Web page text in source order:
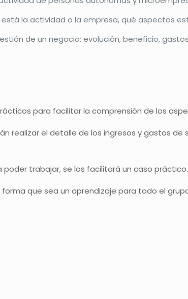
la actividad o la empresa, qué aspectos
de un negocio: evolución, beneficio,
para facilitar la comprensión de los
realizar el detalle de los ingresos y gastos
trabajar, se los facilitará un caso práctico.
que sea un aprendizaje para todo el